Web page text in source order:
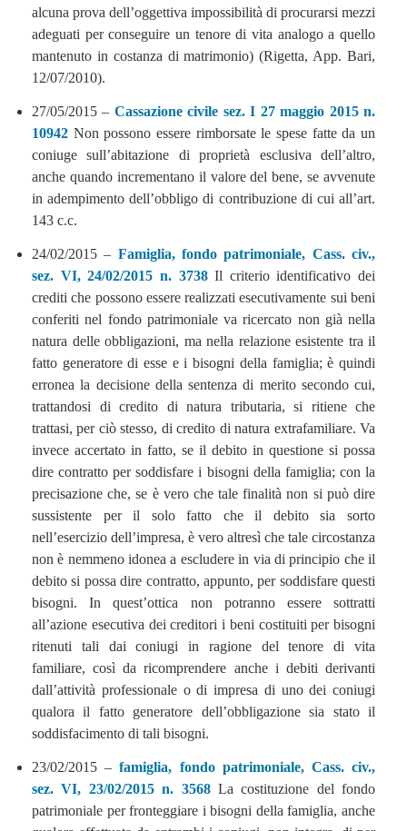
alcuna prova dell’oggettiva impossibilità di procurarsi mezzi
adeguati per conseguire un tenore di vita analogo a quello
mantenuto in costanza di matrimonio) (Rigetta, App. Bari,
12/07/2010).
27/05/2015 – Cassazione civile sez. I 27 maggio 2015 n.
10942 Non possono essere rimborsate le spese fatte da un
coniuge sull’abitazione di proprietà esclusiva dell’altro,
anche quando incrementano il valore del bene, se avvenute
in adempimento dell’obbligo di contribuzione di cui all’art.
143 c.c.
24/02/2015 – Famiglia, fondo patrimoniale, Cass. civ.,
sez. VI, 24/02/2015 n. 3738Il criterio identificativo dei
crediti che possono essere realizzati esecutivamente sui beni
conferiti nel fondo patrimoniale va ricercato non già nella
natura delle obbligazioni, ma nella relazione esistente tra il
fatto generatore di esse e i bisogni della famiglia; è quindi
erronea la decisione della sentenza di merito secondo cui,
trattandosi di credito di natura tributaria, si ritiene che
trattasi, per ciò stesso, di credito di natura extrafamiliare. Va
invece accertato in fatto, se il debito in questione si possa
dire contratto per soddisfare i bisogni della famiglia; con la
precisazione che, se è vero che tale finalità non si può dire
sussistente per il solo fatto che il debito sia sorto
nell’esercizio dell’impresa, è vero altresì che tale circostanza
non è nemmeno idonea a escludere in via di principio che il
debito si possa dire contratto, appunto, per soddisfare questi
bisogni. In quest’ottica non potranno essere sottratti
all’azione esecutiva dei creditori i beni costituiti per bisogni
ritenuti tali dai coniugi in ragione del tenore di vita
familiare, così da ricomprendere anche i debiti derivanti
dall’attività professionale o di impresa di uno dei coniugi
qualora il fatto generatore dell’obbligazione sia stato il
soddisfacimento di tali bisogni.
23/02/2015 –famiglia, fondo patrimoniale, Cass. civ.,
sez. VI, 23/02/2015 n. 3568 La costituzione del fondo
patrimoniale per fronteggiare i bisogni della famiglia, anche